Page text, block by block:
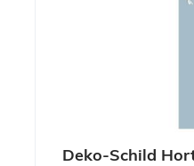
Deko-Schild